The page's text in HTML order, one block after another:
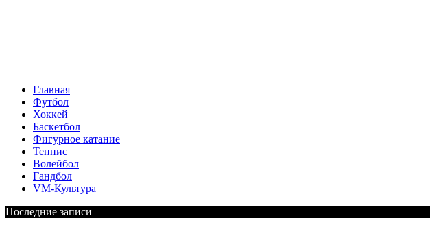
Главная
Футбол
Хоккей
Баскетбол
Фигурное катание
Теннис
Волейбол
Гандбол
VM-Культура
Последние записи